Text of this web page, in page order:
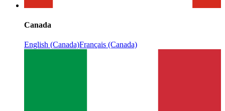
Canada
English (Canada)Français (Canada)